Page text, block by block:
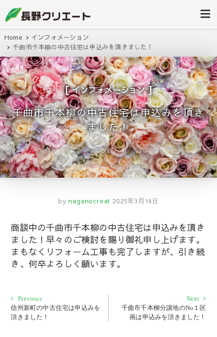
長野クリエ
ート
せください！
Home
インフォメーション
千曲市千本柳の中古住宅は申込みを頂きました！
インフォメーション
千曲市千本柳の中古住宅は申込みを頂き
ました！
by naganocreat 2025年3月14日
商談中の千曲市千本柳の中古住宅は申込みを頂き
ました！早々のご検討を賜り御礼申し上げます。
まもなくリフォーム工事も完了しますが、引き続
き、何卒よろしく願います。
投
稿
ナ
PreviousPrevious
post:
信州新町の中古住宅は申込みを
頂きました！
Next
post:
千曲市千本柳分譲地のNo１区
画は申込みを頂きました！